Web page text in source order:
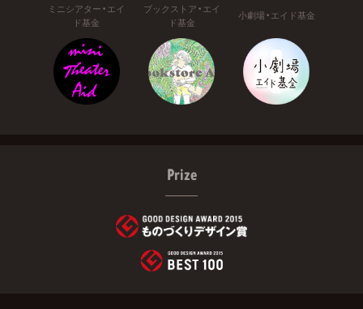
ミニシアター・エイ
ド基金
ブックストア・エイ
ド基金
小劇場・エイド基金
Prize